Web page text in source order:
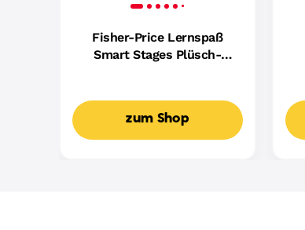
Fisher-Price Lernspaß
Smart Stages Plüsch-
Mehrsprachige Version
zum Shop